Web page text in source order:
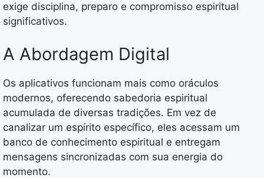
exige disciplina, preparo e compromisso espiritual
significativos.
A Abordagem Digital
Os aplicativos funcionam mais como oráculos
modernos, oferecendo sabedoria espiritual
acumulada de diversas tradições. Em vez de
canalizar um espírito específico, eles acessam um
banco de conhecimento espiritual e entregam
mensagens sincronizadas com sua energia do
momento.